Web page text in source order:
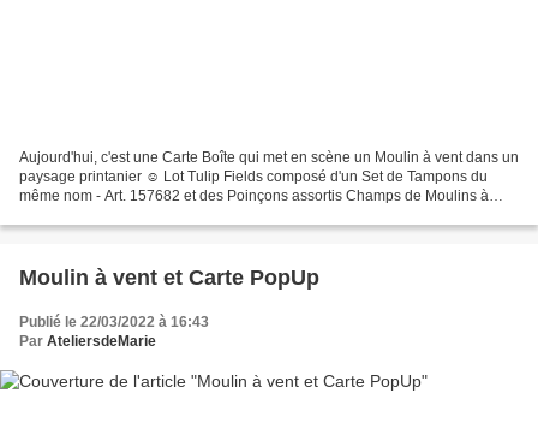
Aujourd'hui, c'est une Carte Boîte qui met en scène un Moulin à vent dans un
paysage printanier ☺ Lot Tulip Fields composé d'un Set de Tampons du
même nom - Art. 157682 et des Poinçons assortis Champs de Moulins à
Moulin à vent et Carte PopUp
Publié le 22/03/2022 à 16:43
Par AteliersdeMarie